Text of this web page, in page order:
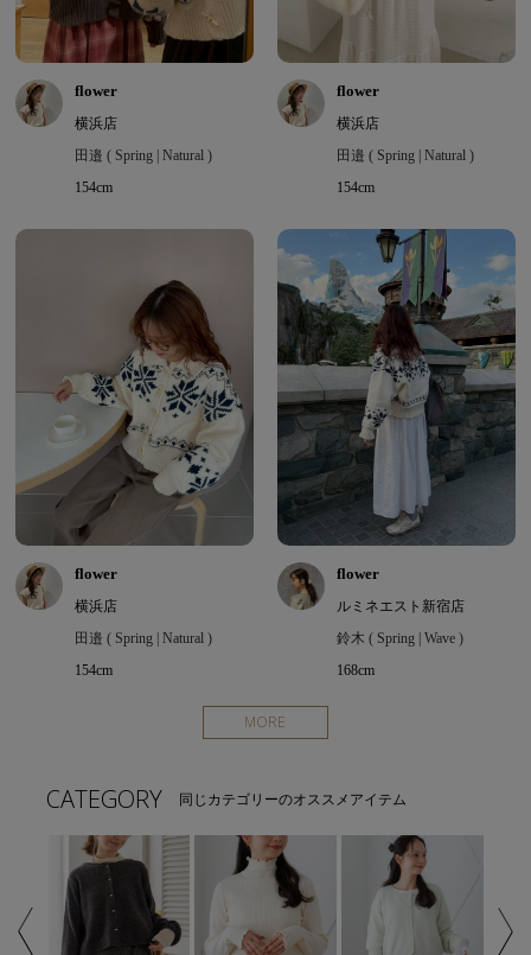
flower
横浜店
田邉 ( Spring | Natural )
154cm
flower
横浜店
田邉 ( Spring | Natural )
154cm
flower
横浜店
田邉 ( Spring | Natural )
154cm
flower
ルミネエスト新宿店
鈴木 ( Spring | Wave )
168cm
MORE
CATEGORY 同じカテゴリーのオススメアイテム